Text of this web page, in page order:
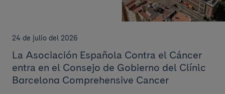
24 de julio del 2026
La Asociación Española Contra el Cáncer
entra en el Consejo de Gobierno del Clínic
Barcelona Comprehensive Cancer